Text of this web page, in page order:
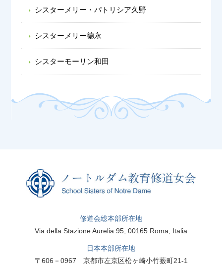
シスターメリー・パトリシア久野
シスターメリー德永
シスターモーリン和田
修道会総本部所在地
Via della Stazione Aurelia 95, 00165 Roma, Italia
日本本部所在地
〒606－0967 京都市左京区松ヶ崎小竹薮町21-1